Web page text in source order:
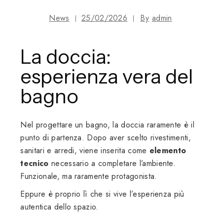
News 25/02/2026 By admin
La doccia:
esperienza vera del
bagno
Nel progettare un bagno, la doccia raramente è il
punto di partenza. Dopo aver scelto rivestimenti,
sanitari e arredi, viene inserita come elemento
tecnico necessario a completare l’ambiente.
Funzionale, ma raramente protagonista.
Eppure è proprio lì che si vive l’esperienza più
autentica dello spazio.